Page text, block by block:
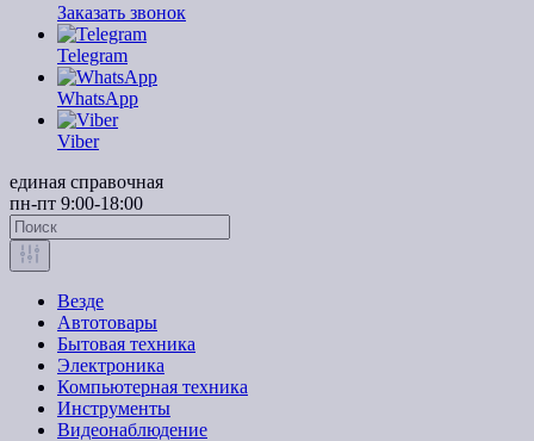
Заказать звонок
Telegram
WhatsApp
Viber
единая справочная
пн-пт 9:00-18:00
Везде
Автотовары
Бытовая техника
Электроника
Компьютерная техника
Инструменты
Видеонаблюдение